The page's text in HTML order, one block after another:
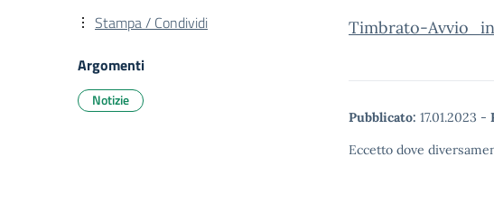
Timbrato-
Pubblicato: 17.01.2023 -
Eccetto dove
Stampa / Condividi
Argomenti
Notizie